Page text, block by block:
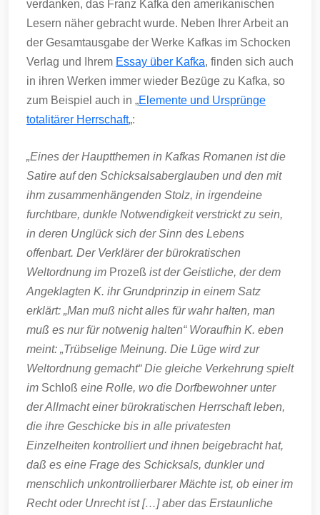
verdanken, das Franz Kafka den amerikanischen
Lesern näher gebracht wurde. Neben Ihrer Arbeit an
der Gesamtausgabe der Werke Kafkas im Schocken
Verlag und Ihrem Essay über Kafka, finden sich auch
in ihren Werken immer wieder Bezüge zu Kafka, so
zum Beispiel auch in „Elemente und Ursprünge
totalitärer Herrschaft„:
„Eines der Hauptthemen in Kafkas Romanen ist die
Satire auf den Schicksalsaberglauben und den mit
ihm zusammenhängenden Stolz, in irgendeine
furchtbare, dunkle Notwendigkeit verstrickt zu sein,
in deren Unglück sich der Sinn des Lebens
offenbart. Der Verklärer der bürokratischen
Weltordnung im Prozeß ist der Geistliche, der dem
Angeklagten K. ihr Grundprinzip in einem Satz
erklärt: „Man muß nicht alles für wahr halten, man
muß es nur für notwenig halten“ Woraufhin K. eben
meint: „Trübselige Meinung. Die Lüge wird zur
Weltordnung gemacht“ Die gleiche Verkehrung spielt
im Schloß eine Rolle, wo die Dorfbewohner unter
der Allmacht einer bürokratischen Herrschaft leben,
die ihre Geschicke bis in alle privatesten
Einzelheiten kontrolliert und ihnen beigebracht hat,
daß es eine Frage des Schicksals, dunkler und
menschlich unkontrollierbarer Mächte ist, ob einer im
Recht oder Unrecht ist […] aber das Erstaunliche